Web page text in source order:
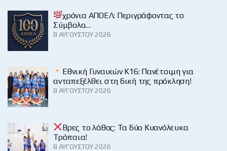
χρόνια ΑΠΟΕΛ: Περιγράφοντας το
Σύμβολο…
8 ΑΥΓΟΎΣΤΟΥ 2026
Εθνική Γυναικών Κ16: Πανέτοιμη για
ανταπεξέλθει στη δική της πρόκληση!
8 ΑΥΓΟΎΣΤΟΥ 2026
Βρες το λάθος: Τα δύο Κυανόλευκα
Τρόπαια!
8 ΑΥΓΟΎΣΤΟΥ 2026